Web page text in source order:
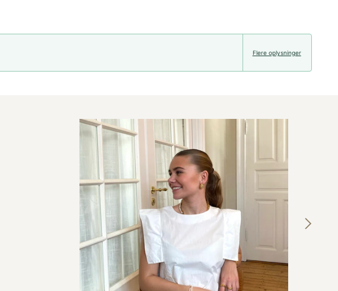
Flere oplysninger